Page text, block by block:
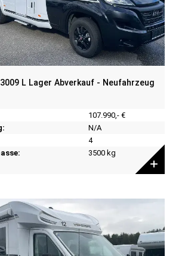
L Lager Abverkauf - Neufahrzeug
107.990,- €
N/A
4
3500 kg